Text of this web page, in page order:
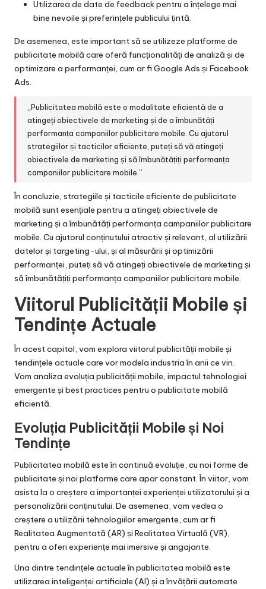
Utilizarea de date de feedback pentru a înțelege mai
bine nevoile și preferințele publicului țintă.
De asemenea, este important să se utilizeze platforme de
publicitate mobilă care oferă funcționalități de analiză și de
optimizare a performanței, cum ar fi Google Ads și Facebook
Ads.
„Publicitatea mobilă este o modalitate eficientă de a
atingeți obiectivele de marketing și de a îmbunătăți
performanța campaniilor publicitare mobile. Cu ajutorul
strategiilor și tacticilor eficiente, puteți să vă atingeți
obiectivele de marketing și să îmbunătățiți performanța
campaniilor publicitare mobile.”
În concluzie, strategiile și tacticile eficiente de publicitate
mobilă sunt esențiale pentru a atingeți obiectivele de
marketing și a îmbunătăți performanța campaniilor publicitare
mobile. Cu ajutorul conținutului atractiv și relevant, al utilizării
datelor și targeting-ului, și al măsurării și optimizării
performanței, puteți să vă atingeți obiectivele de marketing și
să îmbunătățiți performanța campaniilor publicitare mobile.
Viitorul Publicității Mobile și
Tendințe Actuale
În acest capitol, vom explora viitorul publicității mobile și
tendințele actuale care vor modela industria în anii ce vin.
Vom analiza evoluția publicității mobile, impactul tehnologiei
emergente și best practices pentru o publicitate mobilă
eficientă.
Evoluția Publicității Mobile și Noi
Tendințe
Publicitatea mobilă este în continuă evoluție, cu noi forme de
publicitate și noi platforme care apar constant. În viitor, vom
asista la o creștere a importanței experienței utilizatorului și a
personalizării conținutului. De asemenea, vom vedea o
creștere a utilizării tehnologiilor emergente, cum ar fi
Realitatea Augmentată (AR) și Realitatea Virtuală (VR),
pentru a oferi experiențe mai imersive și angajante.
Una dintre tendințele actuale în publicitatea mobilă este
utilizarea inteligenței artificiale (AI) și a învățării automate